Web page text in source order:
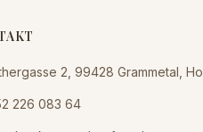
2, 99428 Grammetal,
226 083 64